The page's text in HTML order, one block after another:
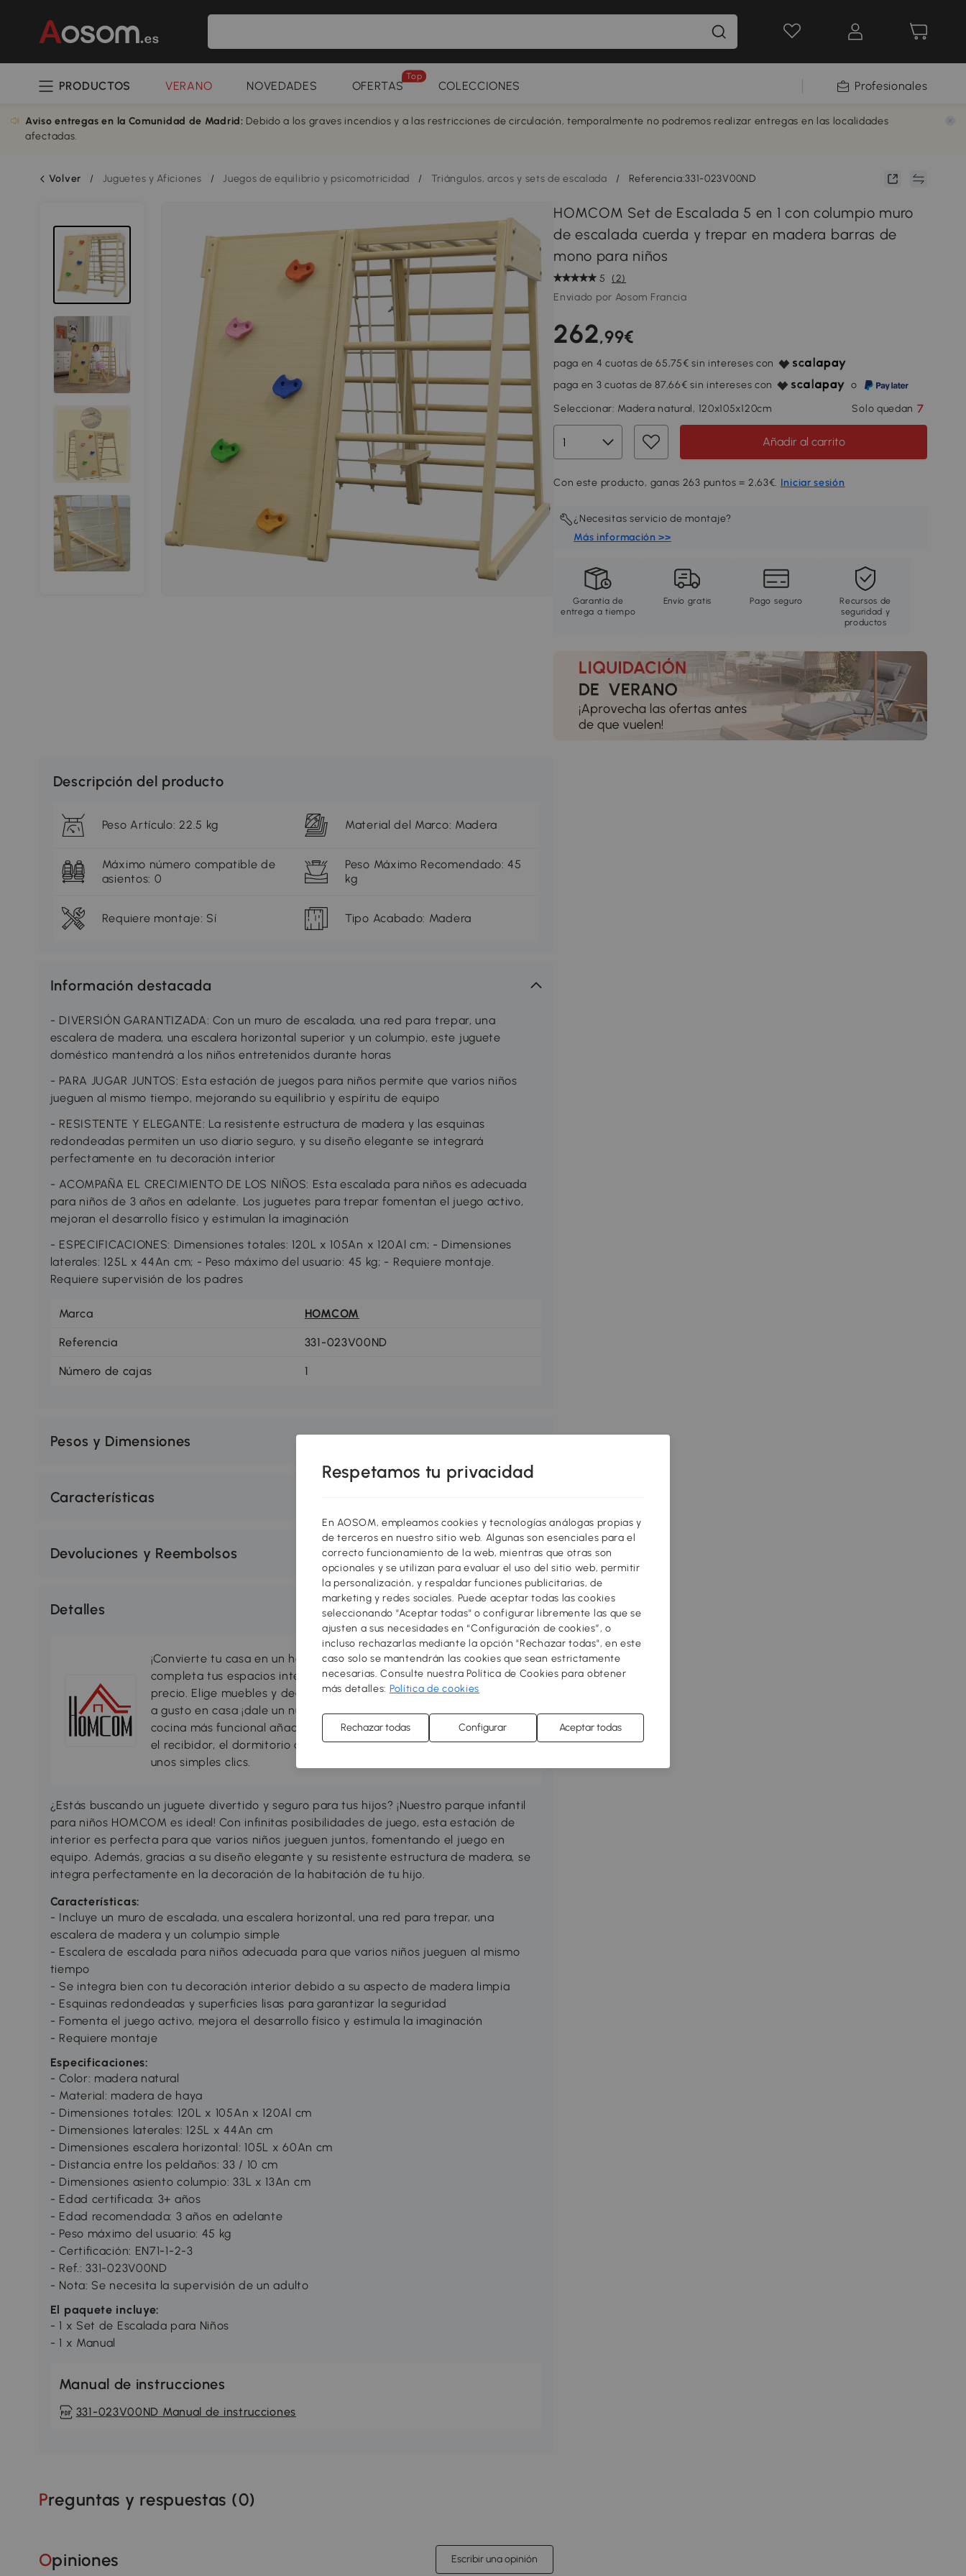
PRODUCTOS VERANO NOVEDADES OFERTAS
Top
COLECCIONES Profesionales
Aviso entregas en la Comunidad de Madrid: Debido a los graves incendios y a las restricciones de circulación, temporalmente no podremos realizar entregas en las localidades
afectadas.
Volver / Juguetes y Aficiones / Juegos de equilibrio y psicomotricidad / Triángulos, arcos y sets de escalada / Referencia:331-023V00ND
HOMCOM Set de Escalada 5 en 1 con columpio muro
de escalada cuerda y trepar en madera barras de
mono para niños
5
(2)
Enviado por Aosom Francia
262,99€
paga en 4 cuotas de 65,75€ sin intereses con
paga en 3 cuotas de 87,66€ sin intereses con
o
Seleccionar: Madera natural, 120x105x120cm Solo quedan 7
Añadir al carrito
Con este producto, ganas 263 puntos = 2,63€. Iniciar sesión
¿Necesitas servicio de montaje?
Más información >>
Garantía de
entrega a tiempo
Envío gratis Pago seguro
Recursos de
seguridad y
productos
Descripción del producto
Peso Artículo: 22.5 kg Material del Marco: Madera
Máximo número compatible de
asientos: 0
Peso Máximo Recomendado: 45
kg
Requiere montaje: Sí Tipo Acabado: Madera
Información destacada
- DIVERSIÓN GARANTIZADA: Con un muro de escalada, una red para trepar, una
escalera de madera, una escalera horizontal superior y un columpio, este juguete
doméstico mantendrá a los niños entretenidos durante horas
- PARA JUGAR JUNTOS: Esta estación de juegos para niños permite que varios niños
jueguen al mismo tiempo, mejorando su equilibrio y espíritu de equipo
- RESISTENTE Y ELEGANTE: La resistente estructura de madera y las esquinas
redondeadas permiten un uso diario seguro, y su diseño elegante se integrará
perfectamente en tu decoración interior
- ACOMPAÑA EL CRECIMIENTO DE LOS NIÑOS: Esta escalada para niños es adecuada
para niños de 3 años en adelante. Los juguetes para trepar fomentan el juego activo,
mejoran el desarrollo físico y estimulan la imaginación
- ESPECIFICACIONES: Dimensiones totales: 120L x 105An x 120Al cm; - Dimensiones
laterales: 125L x 44An cm; - Peso máximo del usuario: 45 kg; - Requiere montaje.
Requiere supervisión de los padres
Marca HOMCOM
Referencia 331-023V00ND
Número de cajas 1
Pesos y Dimensiones
Características
Devoluciones y Reembolsos
Detalles
¡Convierte tu casa en un hogar acogedor y funcional! Redecora o
completa tus espacios interiores con muebles de diseño al mejor
precio. Elige muebles y decoración entre varios estilos para sentirte
a gusto en casa ¡dale un nuevo toque a tu hogar! Puedes hacer tu
cocina más funcional añadiendo almacenamiento, mejorar el salón,
el recibidor, el dormitorio o cualquier estancia que necesites con
unos simples clics.
¿Estás buscando un juguete divertido y seguro para tus hijos? ¡Nuestro parque infantil
para niños HOMCOM es ideal! Con infinitas posibilidades de juego, esta estación de
interior es perfecta para que varios niños jueguen juntos, fomentando el juego en
equipo. Además, gracias a su diseño elegante y su resistente estructura de madera, se
integra perfectamente en la decoración de la habitación de tu hijo.
Características:
- Incluye un muro de escalada, una escalera horizontal, una red para trepar, una
escalera de madera y un columpio simple
- Escalera de escalada para niños adecuada para que varios niños jueguen al mismo
tiempo
- Se integra bien con tu decoración interior debido a su aspecto de madera limpia
- Esquinas redondeadas y superficies lisas para garantizar la seguridad
- Fomenta el juego activo, mejora el desarrollo físico y estimula la imaginación
- Requiere montaje
Especificaciones:
- Color: madera natural
- Material: madera de haya
- Dimensiones totales: 120L x 105An x 120Al cm
- Dimensiones laterales: 125L x 44An cm
- Dimensiones escalera horizontal: 105L x 60An cm
- Distancia entre los peldaños: 33 / 10 cm
- Dimensiones asiento columpio: 33L x 13An cm
- Edad certificada: 3+ años
- Edad recomendada: 3 años en adelante
- Peso máximo del usuario: 45 kg
- Certificación: EN71-1-2-3
- Ref.: 331-023V00ND
- Nota: Se necesita la supervisión de un adulto
El paquete incluye:
- 1 x Set de Escalada para Niños
- 1 x Manual
Manual de instrucciones
331-023V00ND Manual de instrucciones
Preguntas y respuestas (0)
Opiniones Escribir una opinión
Respetamos tu privacidad
En AOSOM, empleamos cookies y tecnologías análogas propias y
de terceros en nuestro sitio web. Algunas son esenciales para el
correcto funcionamiento de la web, mientras que otras son
opcionales y se utilizan para evaluar el uso del sitio web, permitir
la personalización, y respaldar funciones publicitarias, de
marketing y redes sociales. Puede aceptar todas las cookies
seleccionando "Aceptar todas" o configurar libremente las que se
ajusten a sus necesidades en “Configuración de cookies”, o
incluso rechazarlas mediante la opción "Rechazar todas", en este
caso solo se mantendrán las cookies que sean estrictamente
necesarias. Consulte nuestra Política de Cookies para obtener
más detalles: Política de cookies
Rechazar todas Configurar Aceptar todas